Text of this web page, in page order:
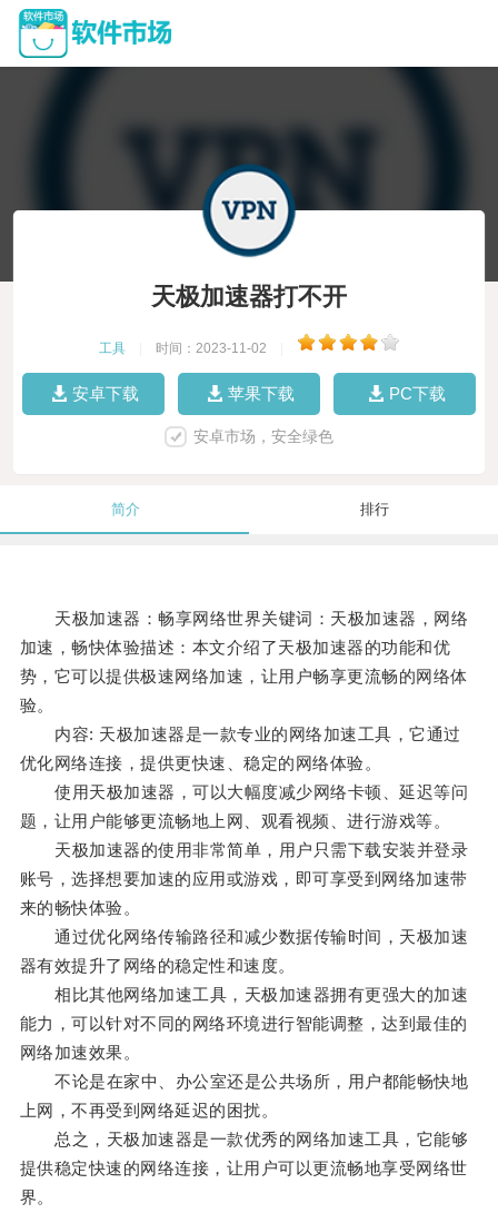
天极加速器打不开
工具 时间：2023-11-02
安卓下载 苹果下载 PC下载
安卓市场，安全绿色
简介 排行
天极加速器：畅享网络世界关键词：天极加速器，网络
加速，畅快体验描述：本文介绍了天极加速器的功能和优
势，它可以提供极速网络加速，让用户畅享更流畅的网络体
验。
内容: 天极加速器是一款专业的网络加速工具，它通过
优化网络连接，提供更快速、稳定的网络体验。
使用天极加速器，可以大幅度减少网络卡顿、延迟等问
题，让用户能够更流畅地上网、观看视频、进行游戏等。
天极加速器的使用非常简单，用户只需下载安装并登录
账号，选择想要加速的应用或游戏，即可享受到网络加速带
来的畅快体验。
通过优化网络传输路径和减少数据传输时间，天极加速
器有效提升了网络的稳定性和速度。
相比其他网络加速工具，天极加速器拥有更强大的加速
能力，可以针对不同的网络环境进行智能调整，达到最佳的
网络加速效果。
不论是在家中、办公室还是公共场所，用户都能畅快地
上网，不再受到网络延迟的困扰。
总之，天极加速器是一款优秀的网络加速工具，它能够
提供稳定快速的网络连接，让用户可以更流畅地享受网络世
界。